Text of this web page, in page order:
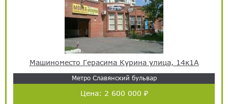
Машиноместо Герасима Курина улица, 14к1А
Метро Славянский бульвар
Цена: 2 600 000 ₽